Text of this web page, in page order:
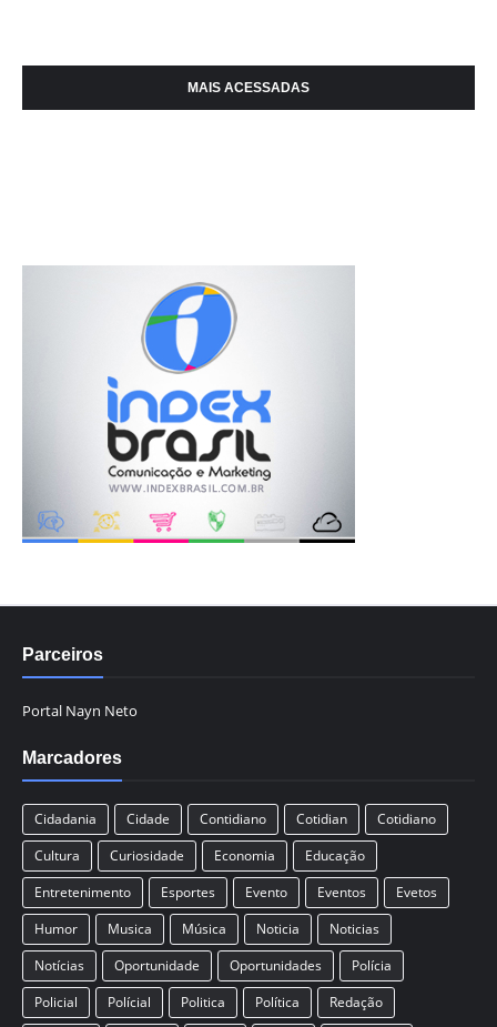
MAIS ACESSADAS
Parceiros
Portal Nayn Neto
Marcadores
Cidadania Cidade Contidiano Cotidian
Cotidiano
Cultura
Curiosidade Economia
Educação
Entretenimento
Esportes Evento Eventos
Evetos
Humor
Musica Música Noticia
Noticias
Notícias
Oportunidade Oportunidades
Polícia
Policial
Polícial Politica Política Redação